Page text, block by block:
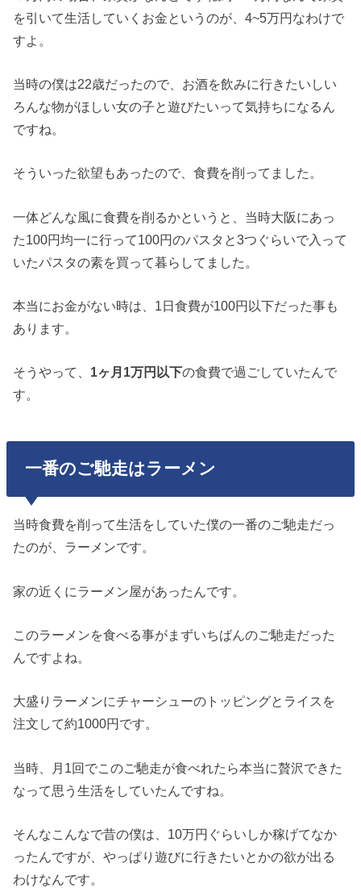
を引いて生活していくお金というのが、4~5万円なわけで
すよ。
当時の僕は22歳だったので、お酒を飲みに行きたいしい
ろんな物がほしい女の子と遊びたいって気持ちになるん
ですね。
そういった欲望もあったので、食費を削ってました。
一体どんな風に食費を削るかというと、当時大阪にあっ
た100円均一に行って100円のパスタと3つぐらいで入って
いたパスタの素を買って暮らしてました。
本当にお金がない時は、1日食費が100円以下だった事も
あります。
そうやって、 1ヶ月1万円以下の食費で過ごしていたんで
す。
一番のご馳走はラーメン
当時食費を削って生活をしていた僕の一番のご馳走だっ
たのが、ラーメンです。
家の近くにラーメン屋があったんです。
このラーメンを食べる事がまずいちばんのご馳走だった
んですよね。
大盛りラーメンにチャーシューのトッピングとライスを
注文して約1000円です。
当時、月1回でこのご馳走が食べれたら本当に贅沢できた
なって思う生活をしていたんですね。
そんなこんなで昔の僕は、10万円ぐらいしか稼げてなか
ったんですが、やっぱり遊びに行きたいとかの欲が出る
わけなんです。